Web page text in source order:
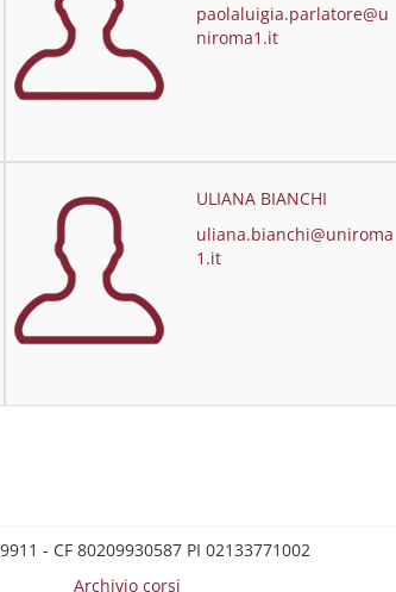
paolaluigia.parlatore@u
niroma1.it
ULIANA BIANCHI
uliana.bianchi@uniroma
1.it
- CF 80209930587 PI 02133771002
Archivio corsi